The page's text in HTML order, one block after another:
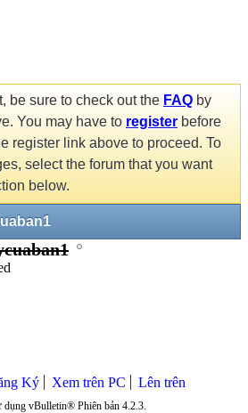
be sure to check out the FAQ by
You may have to register before
register link above to proceed. To
select the forum that you want
below.
Ký Xem trên PC Lên trên
dụng vBulletin® Phiên bản 4.2.3.